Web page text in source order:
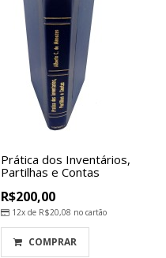
Prática dos Inventários,
Partilhas e Contas
R$200,00
12x de R$20,08 no cartão
COMPRAR